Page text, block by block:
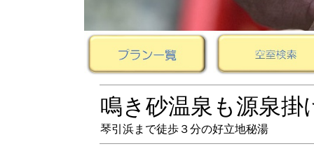
鳴き砂温泉も源泉掛
琴引浜まで徒歩３分の好立地秘湯